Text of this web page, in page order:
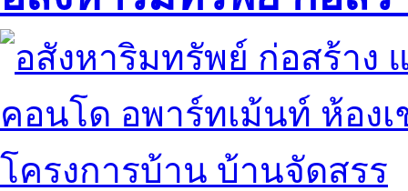
คอนโด อพาร์ทเม้นท์ ห้องเ
โครงการบ้าน บ้านจัดสรร